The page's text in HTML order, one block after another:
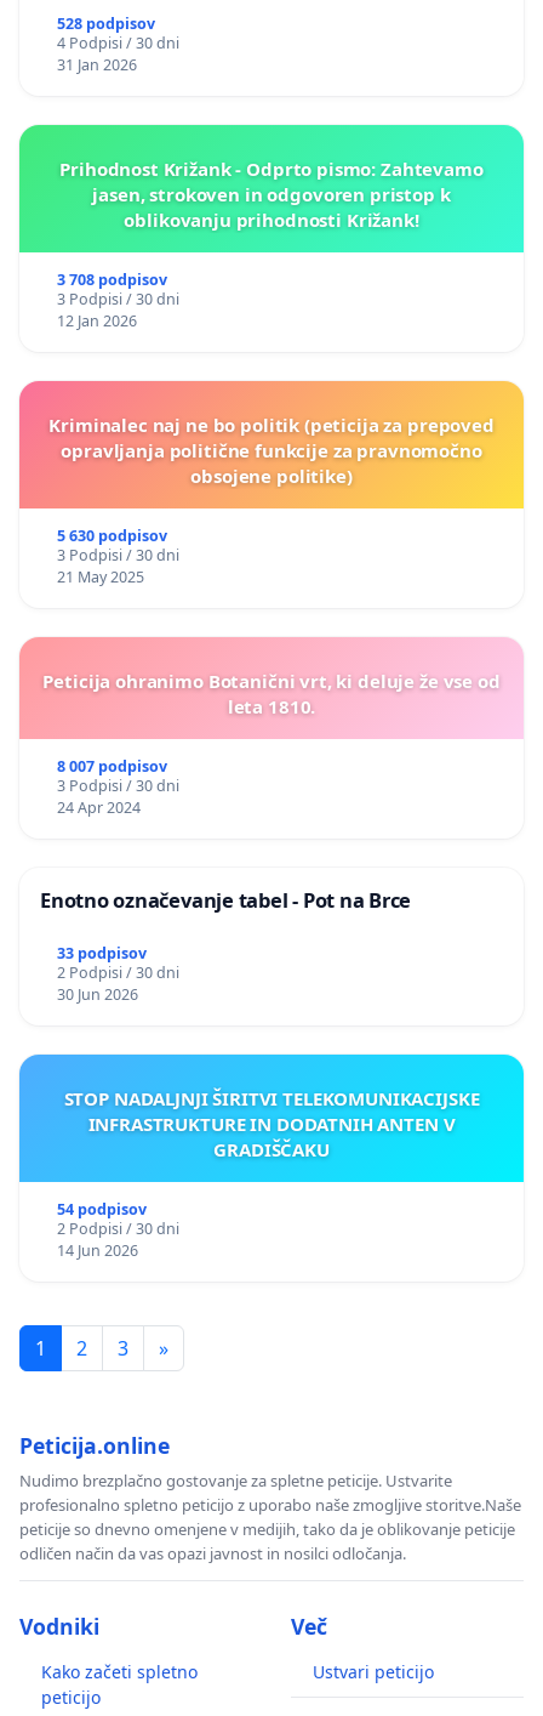
528 podpisov
4 Podpisi / 30 dni
31 Jan 2026
Prihodnost Križank - Odprto pismo: Zahtevamo
jasen, strokoven in odgovoren pristop k
oblikovanju prihodnosti Križank!
3 708 podpisov
3 Podpisi / 30 dni
12 Jan 2026
Kriminalec naj ne bo politik (peticija za prepoved
opravljanja politične funkcije za pravnomočno
obsojene politike)
5 630 podpisov
3 Podpisi / 30 dni
21 May 2025
Peticija ohranimo Botanični vrt, ki deluje že vse od
leta 1810.
8 007 podpisov
3 Podpisi / 30 dni
24 Apr 2024
Enotno označevanje tabel - Pot na Brce
33 podpisov
2 Podpisi / 30 dni
30 Jun 2026
STOP NADALJNJI ŠIRITVI TELEKOMUNIKACIJSKE
INFRASTRUKTURE IN DODATNIH ANTEN V
GRADIŠČAKU
54 podpisov
2 Podpisi / 30 dni
14 Jun 2026
1 2 3 »
Peticija.online
Nudimo brezplačno gostovanje za spletne peticije. Ustvarite
profesionalno spletno peticijo z uporabo naše zmogljive storitve.Naše
peticije so dnevno omenjene v medijih, tako da je oblikovanje peticije
odličen način da vas opazi javnost in nosilci odločanja.
Vodniki
Kako začeti spletno
peticijo
Več
Ustvari peticijo